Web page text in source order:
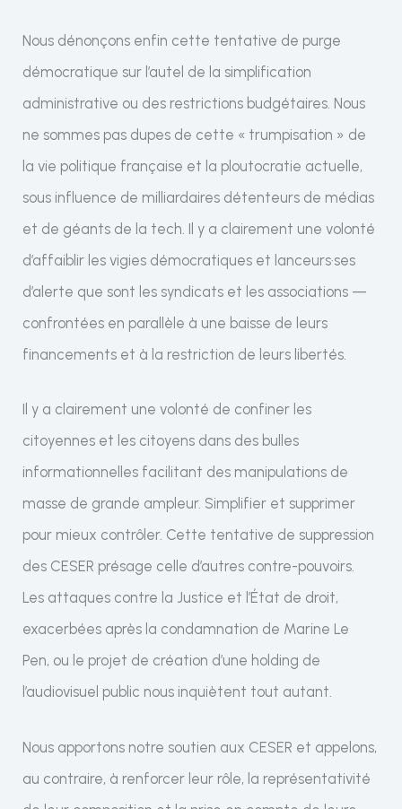
Nous dénonçons enfin cette tentative de purge
démocratique sur l’autel de la simplification
administrative ou des restrictions budgétaires. Nous
ne sommes pas dupes de cette « trumpisation » de
la vie politique française et la ploutocratie actuelle,
sous influence de milliardaires détenteurs de médias
et de géants de la tech. Il y a clairement une volonté
d’affaiblir les vigies démocratiques et lanceurs·ses
d’alerte que sont les syndicats et les associations —
confrontées en parallèle à une baisse de leurs
financements et à la restriction de leurs libertés.
Il y a clairement une volonté de confiner les
citoyennes et les citoyens dans des bulles
informationnelles facilitant des manipulations de
masse de grande ampleur. Simplifier et supprimer
pour mieux contrôler. Cette tentative de suppression
des CESER présage celle d’autres contre-pouvoirs.
Les attaques contre la Justice et l’État de droit,
exacerbées après la condamnation de Marine Le
Pen, ou le projet de création d’une holding de
l’audiovisuel public nous inquiètent tout autant.
Nous apportons notre soutien aux CESER et appelons,
au contraire, à renforcer leur rôle, la représentativité